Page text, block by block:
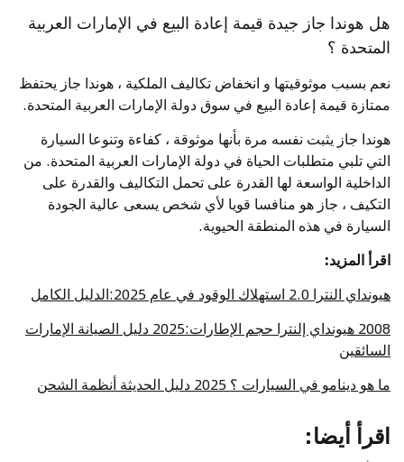
هل هوندا جاز جيدة قيمة إعادة البيع في الإمارات العربية
المتحدة ؟
نعم بسبب موثوقيتها و انخفاض تكاليف الملكية ، هوندا جاز يحتفظ
ممتازة قيمة إعادة البيع في سوق دولة الإمارات العربية المتحدة.
هوندا جاز يثبت نفسه مرة بأنها موثوقة ، كفاءة وتنوعا السيارة
التي تلبي متطلبات الحياة في دولة الإمارات العربية المتحدة. من
الداخلية الواسعة لها القدرة على تحمل التكاليف والقدرة على
التكيف ، جاز هو منافسا قويا لأي شخص يسعى عالية الجودة
السيارة في هذه المنطقة الحيوية.
اقرأ المزيد:
هيونداي النترا 2.0 استهلاك الوقود في عام 2025:الدليل الكامل
2008 هيونداي إلنترا حجم الإطارات:2025 دليل الصيانة الإمارات
السائقين
ما هو دينامو في السيارات ؟ 2025 دليل الحديثة أنظمة الشحن
اقرأ أيضا: